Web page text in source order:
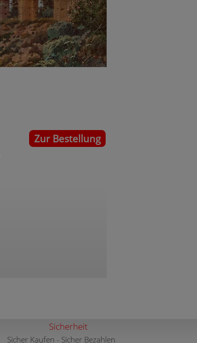
Zur Bestellung
Sicherheit
Sicher Kaufen - Sicher Bezahlen